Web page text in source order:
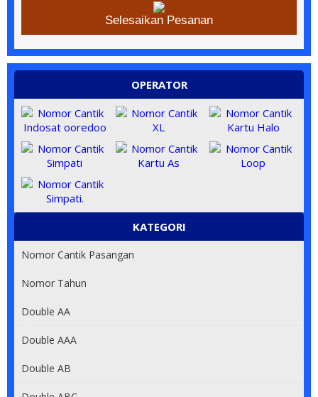
OPERATOR
KATEGORI
Nomor Cantik Pasangan
Nomor Tahun
Double AA
Double AAA
Double AB
Selesaikan Pesanan